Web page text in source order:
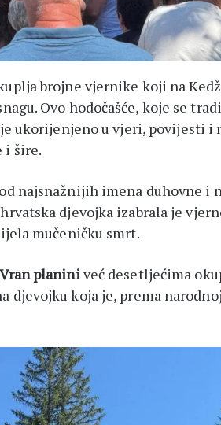
brojne vjernike koji na
Ovo hodočašće, koje se
ukorijenjeno u vjeri, povijesti i
i šire.
najsnažnijih imena duhovne i
djevojka izabrala je
mučeničku smrt.
Vran planiniveć desetljećima
djevojku koja je, prema